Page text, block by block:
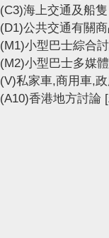
(C3)海上交通及船隻
(D1)公共交通有關
(M1)小型巴士綜合
(M2)小型巴士多媒
(V)私家車,商用車,
(A10)香港地方討論